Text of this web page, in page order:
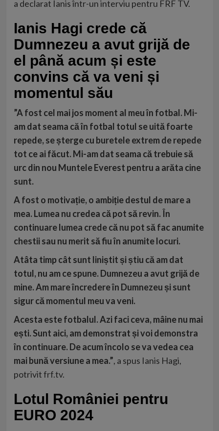
a declarat Ianis într-un interviu pentru FRF TV.
Ianis Hagi crede că
Dumnezeu a avut grijă de
el până acum și este
convins că va veni și
momentul său
”A fost cel mai jos moment al meu în fotbal. Mi-
am dat seama că în fotbal totul se uită foarte
repede, se șterge cu buretele extrem de repede
tot ce ai făcut. Mi-am dat seama că trebuie să
urc din nou Muntele Everest pentru a arăta cine
sunt.
A fost o motivație, o ambiție destul de mare a
mea. Lumea nu credea că pot să revin. În
continuare lumea crede că nu pot să fac anumite
chestii sau nu merit să fiu în anumite locuri.
Atâta timp cât sunt liniștit și știu că am dat
totul, nu am ce spune. Dumnezeu a avut grijă de
mine. Am mare încredere în Dumnezeu și sunt
sigur că momentul meu va veni.
Acesta este fotbalul. Azi faci ceva, mâine nu mai
ești. Sunt aici, am demonstrat și voi demonstra
în continuare. De acum încolo se va vedea cea
mai bună versiune a mea.”, a spus Ianis Hagi,
potrivitfrf.tv.
Lotul României pentru
EURO 2024